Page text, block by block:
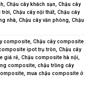
, Chậu cây khách sạn, Chậu cây
trời, Chậu cây nội thất, Chậu cây
nhà, Chậu cây văn phòng, Chậu
composite, Chậu cây composite
ipot trụ tròn, Chậu cây
giá rẻ, Chậu composite hà nội,
composite, chậu trồng cây
, mua chậu composite ở